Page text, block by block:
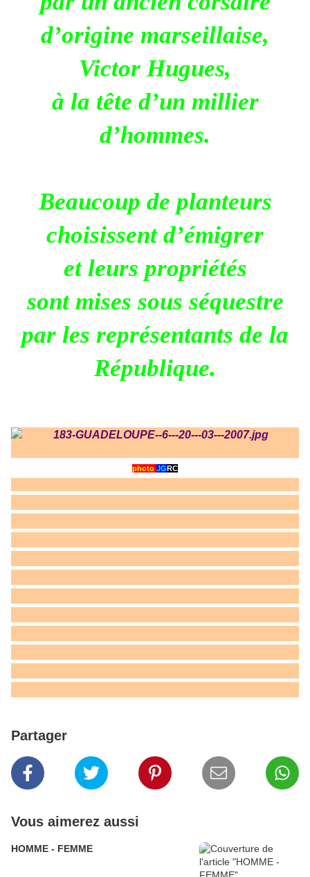
d’origine marseillaise,
Victor Hugues,
à la tête d’un millier
d’hommes.
Beaucoup de planteurs
choisissent d’émigrer
et leurs propriétés
sont mises sous séquestre
par les représentants de la
République.
photo JGRC
Partager
Vous aimerez aussi
HOMME - FEMME